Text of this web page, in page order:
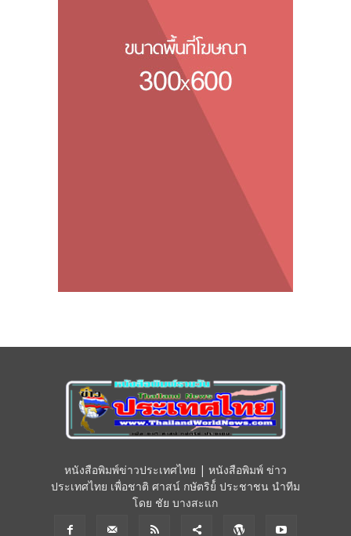
หนังสือพิมพ์ข่าวประเทศไทย | หนังสือพิมพ์ ข่าว
ประเทศไทย เพื่อชาติ ศาสน์ กษัตริย์์ ประชาชน นำทีม
โดย ชัย บางสะแก